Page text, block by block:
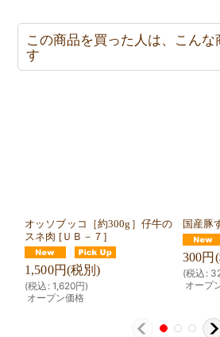
この商品を買った人は、こんな
す
オッソブッコ［約300g］仔牛の
スネ肉 [ＵＢ－７]
1,500円(税別)
(税込 : 1,620円)
オープン価格
国産豚
300円
(税込 :
オープ